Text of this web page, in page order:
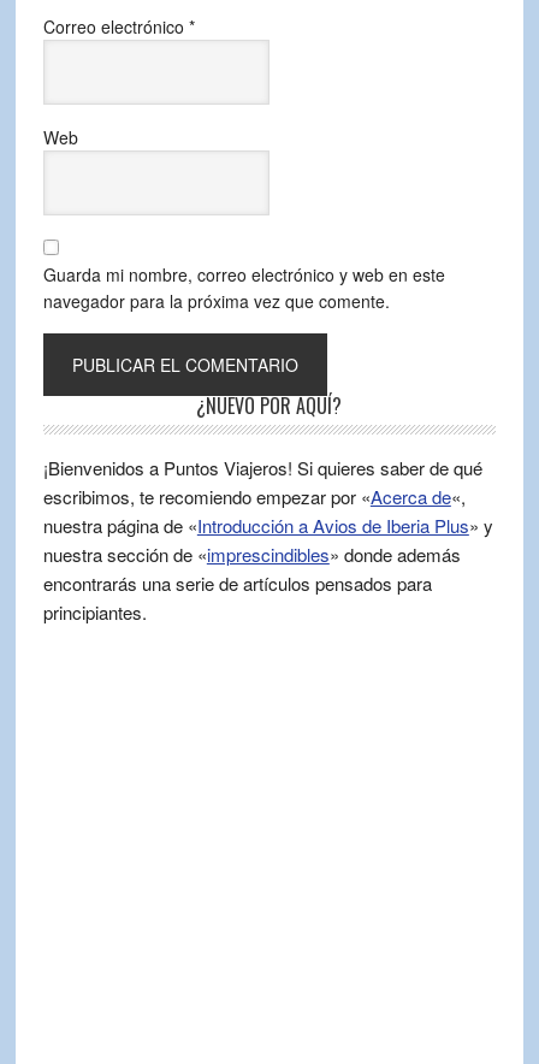
Correo electrónico *
Web
Guarda mi nombre, correo electrónico y web en este
navegador para la próxima vez que comente.
¿NUEVO POR AQUÍ?
¡Bienvenidos a Puntos Viajeros! Si quieres saber de qué
escribimos, te recomiendo empezar por «Acerca de«,
nuestra página de «Introducción a Avios de Iberia Plus» y
nuestra sección de «imprescindibles» donde además
encontrarás una serie de artículos pensados para
principiantes.